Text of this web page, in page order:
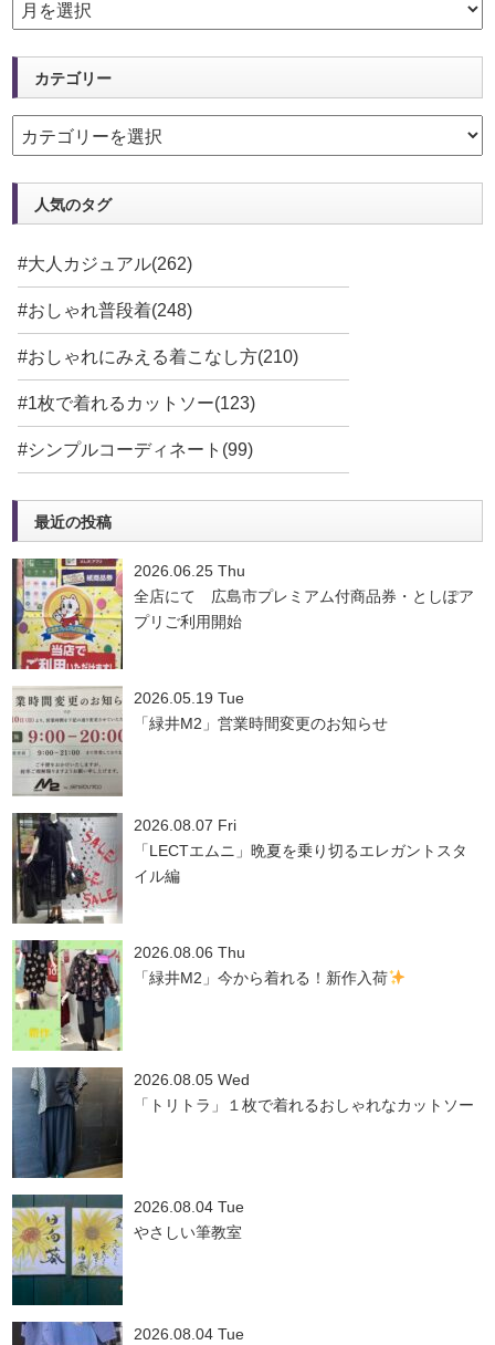
カテゴリー
人気のタグ
#大人カジュアル(262)
#おしゃれ普段着(248)
#おしゃれにみえる着こなし方(210)
#1枚で着れるカットソー(123)
#シンプルコーディネート(99)
最近の投稿
2026.06.25 Thu
全店にて 広島市プレミアム付商品券・としぽア
プリご利用開始
2026.05.19 Tue
「緑井M2」営業時間変更のお知らせ
2026.08.07 Fri
「LECTエムニ」晩夏を乗り切るエレガントスタ
イル編
2026.08.06 Thu
「緑井M2」今から着れる！新作入荷
2026.08.05 Wed
「トリトラ」１枚で着れるおしゃれなカットソー
2026.08.04 Tue
やさしい筆教室
2026.08.04 Tue